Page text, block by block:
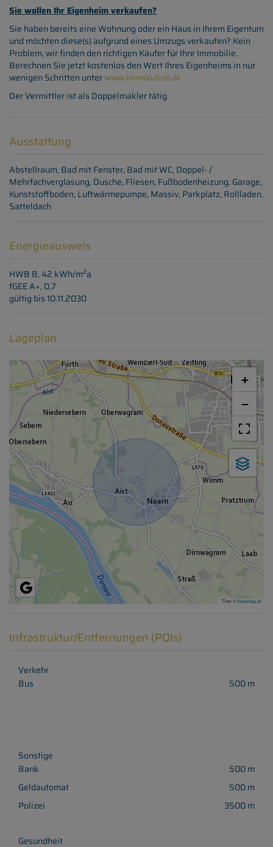
Sie wollen Ihr Eigenheim verkaufen?
Sie haben bereits eine Wohnung oder ein Haus in Ihrem Eigentum
und möchten diese(s) aufgrund eines Umzugs verkaufen? Kein
Problem, wir finden den richtigen Käufer für Ihre Immobilie.
Berechnen Sie jetzt kostenlos den Wert Ihres Eigenheims in nur
wenigen Schritten unterwww.immolution.at
Der Vermittler ist als Doppelmakler tätig.
Ausstattung
Abstellraum Bad mit Fenster Bad mit WC Doppel- /
Mehrfachverglasung Dusche Fliesen Fußbodenheizung Garage
Kunststoffboden Luftwärmepumpe Massiv Parkplatz Rollladen
Satteldach
Energieausweis
HWB B, 42 kWh/m2a
fGEEA+, 0,7
gültig bis10.11.2030
Lageplan
+
−
Tiles ©basemap.at
Infrastruktur/Entfernungen (POIs)
Verkehr
Bus
500 m
Sonstige
Bank
500 m
Geldautomat
500 m
Polizei
3500 m
Gesundheit